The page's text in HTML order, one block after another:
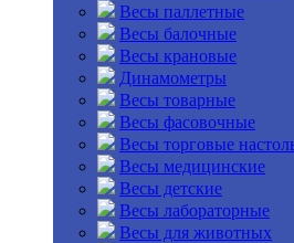
Весы паллетные
Весы балочные
Весы крановые
Динамометры
Весы товарные
Весы фасовочные
Весы торговые
Весы медицинские
Весы детские
Весы лабораторные
Весы для животных